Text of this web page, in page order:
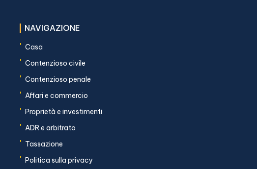
NAVIGAZIONE
' Casa
' Contenzioso civile
' Contenzioso penale
' Affari e commercio
' Proprietà e investimenti
' ADR e arbitrato
' Tassazione
' Politica sulla privacy